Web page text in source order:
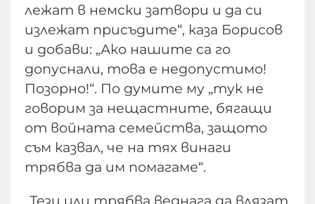
лежат в немски затвори и да си
излежат присъдите“, каза Борисов
и добави: „Ако нашите са го
допуснали, това е недопустимо!
Позорно!“. По думите му „тук не
говорим за нещастните, бягащи
от войната семейства, защото
съм казвал, че на тях винаги
трябва да им помагаме“.